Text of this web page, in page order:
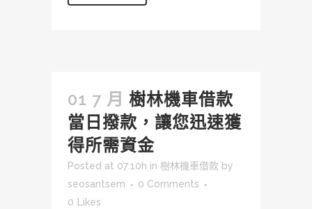
01 7 月 樹林機車借款
當日撥款，讓您迅速獲
得所需資金
Posted at 07:10h in 樹林機車借款 by
seosantsem
0 Comments
0 Likes